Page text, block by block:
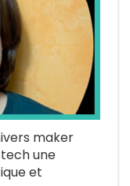
maker
une
et